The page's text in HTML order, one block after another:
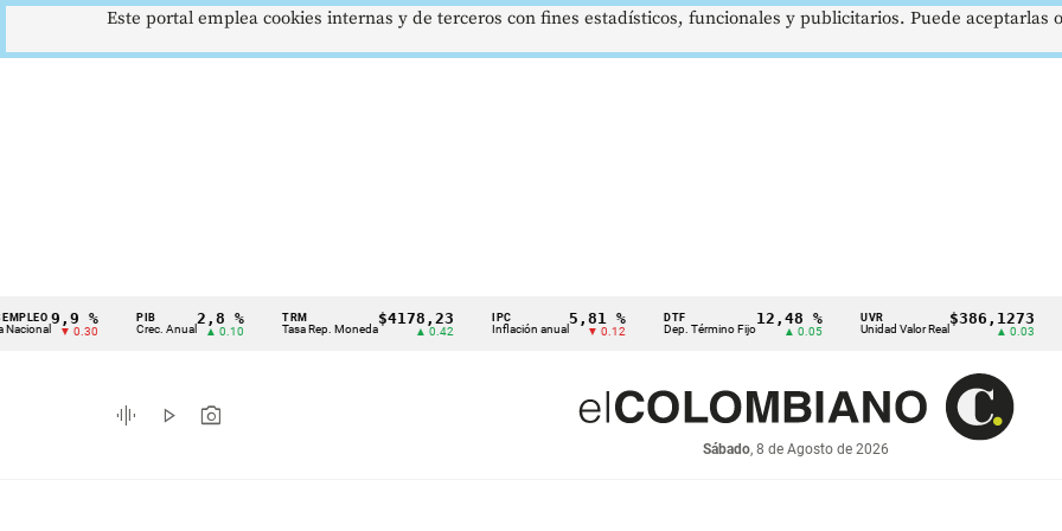
Cintillo
indicadores
económicos
9,9 %
▼ 0.30
PIB
Crec. Anual
2,8 %
▲ 0.10
TRM
Tasa Rep. Moneda
$4178,23
▲ 0.42
IPC
Inflación anual
5,81 %
▼ 0.12
DTF
Dep. Término Fijo
12,48 %
▲ 0.05
UVR
Unidad Valor Real
$386,1273
graphic_eq play_arrow photo_camera
Sábado, 8 de Agosto de 2026
Este portal emplea cookies internas y de terceros con fines estadísticos, funcionales y publicitarios. Puede aceptarlas